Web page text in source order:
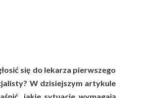
się do lekarza pierwszego
W dzisiejszym artykule